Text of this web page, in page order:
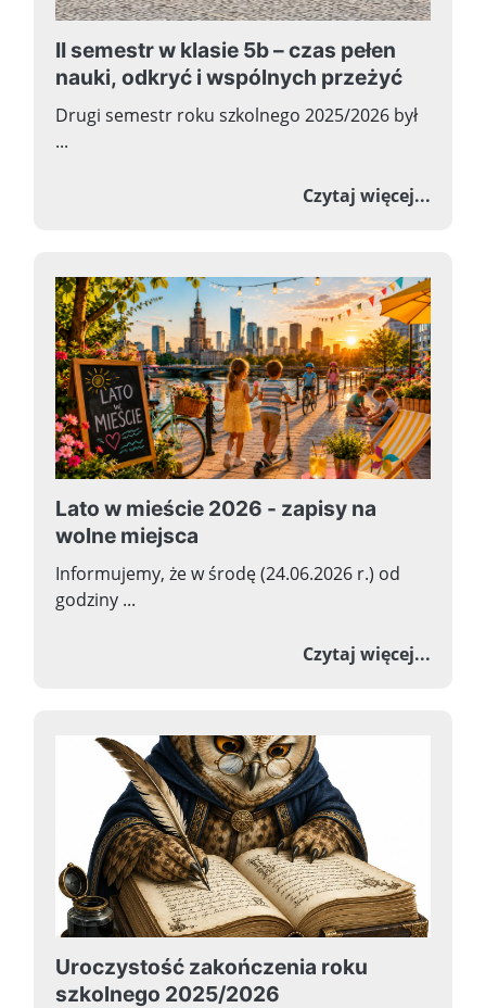
II semestr w klasie 5b – czas pełen
nauki, odkryć i wspólnych przeżyć
Drugi semestr roku szkolnego 2025/2026 był
...
Czytaj więcej...o II
Lato w mieście 2026 - zapisy na
wolne miejsca
Informujemy, że w środę (24.06.2026 r.) od
godziny ...
Czytaj więcej...o
Uroczystość zakończenia roku
szkolnego 2025/2026